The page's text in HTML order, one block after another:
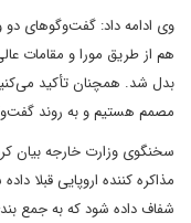
وی ادامه داد: گفت‌وگوهای دو
هم از طریق مورا و مقامات
بدل شد. همچنان تأکید
مصمم هستیم و به روند
سخنگوی وزارت خارجه بیان
مذاکره کننده اروپایی قبلا
شفاف داده شود که به جمع